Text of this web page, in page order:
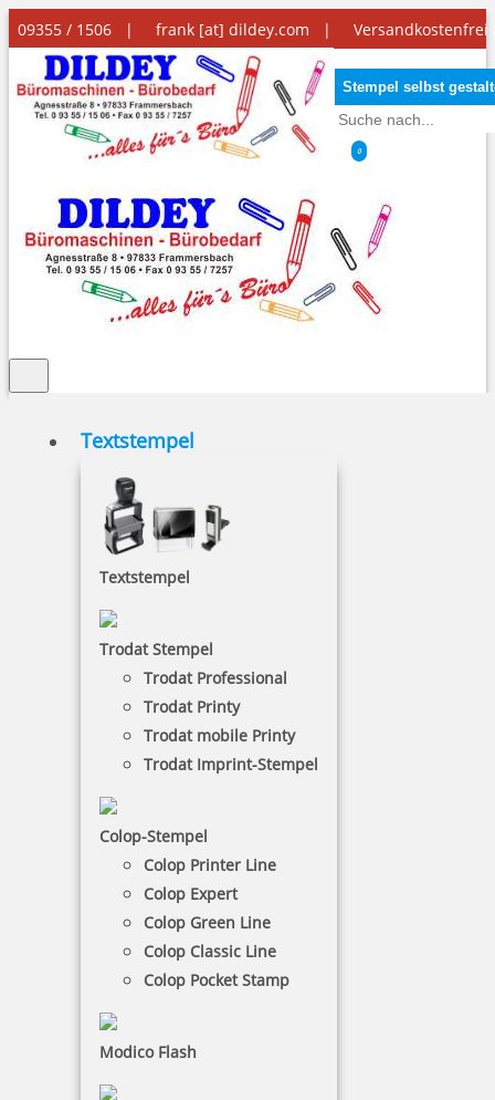
09355 / 1506 | frank [at] dildey.com |
Stempel selbst
0
Textstempel
Textstempel
Trodat Stempel
Trodat Professional
Trodat Printy
Trodat mobile Printy
Trodat Imprint-Stempel
Colop-Stempel
Colop Printer Line
Colop Expert
Colop Green Line
Colop Classic Line
Colop Pocket Stamp
Modico Flash
Stempel Zubehör
Unter dem Begriff Stempelzubehör zählen
Stempelkissen, Stempelfarben, Stempelträger und
Ersatzkissen.
Da bei jedem Stempelkissen mit der Zeit die
Farbintensität der Abdrücke schlechter weden,
benötigt man ein Ersatzkissen. Die Ersatzkissen gibt
es für jeden Stempel nachzukaufen.
NACH WUNSCHSTEMPEL FILTERN
€-
10 Artikel in der Kategorie